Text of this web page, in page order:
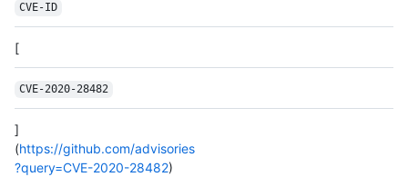
CVE-ID
[
CVE-2020-28482
]
(https://github.com/advisories
?query=CVE-2020-28482)